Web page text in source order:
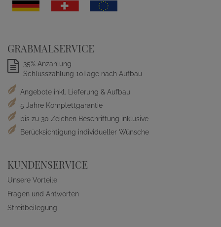
GRABMALSERVICE
35% Anzahlung
Schlusszahlung 10Tage nach Aufbau
Angebote inkl. Lieferung & Aufbau
5 Jahre Komplettgarantie
bis zu 30 Zeichen Beschriftung inklusive
Berücksichtigung individueller Wünsche
KUNDENSERVICE
Unsere Vorteile
Fragen und Antworten
Streitbeilegung